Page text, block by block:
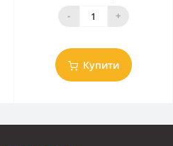
- +
Купити